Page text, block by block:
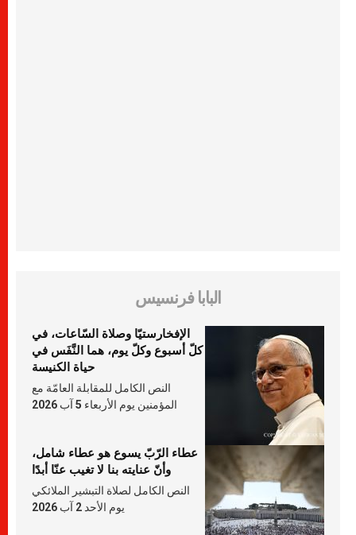
البابا فرنسيس
الإفخارستيّا وصلاة السّاعات، في
كلّ أسبوع وكلّ يوم، هما النَّفَس في
حياة الكنيسة
النص الكامل للمقابلة العامّة مع
المؤمنين يوم الأربعاء 5 آب 2026
عطاء الرّبّ يسوع هو عطاء شامل،
وأنّ عنايته بنا لا تغيب عنّا أبدًا
النص الكامل لصلاة التبشير الملائكي
يوم الأحد 2 آب 2026